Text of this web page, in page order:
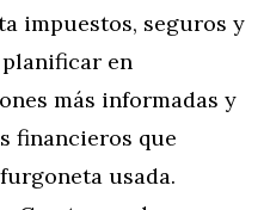
impuestos, seguros y
en
más informadas y
financieros que
usada.